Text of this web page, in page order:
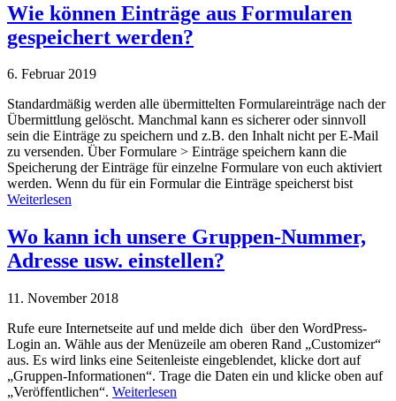
Wie können Einträge aus Formularen
gespeichert werden?
6. Februar 2019
Standardmäßig werden alle übermittelten Formulareinträge nach der
Übermittlung gelöscht. Manchmal kann es sicherer oder sinnvoll
sein die Einträge zu speichern und z.B. den Inhalt nicht per E-Mail
zu versenden. Über Formulare > Einträge speichern kann die
Speicherung der Einträge für einzelne Formulare von euch aktiviert
werden. Wenn du für ein Formular die Einträge speicherst bist
Weiterlesen
Wo kann ich unsere Gruppen-Nummer,
Adresse usw. einstellen?
11. November 2018
Rufe eure Internetseite auf und melde dich über den WordPress-
Login an. Wähle aus der Menüzeile am oberen Rand „Customizer“
aus. Es wird links eine Seitenleiste eingeblendet, klicke dort auf
„Gruppen-Informationen“. Trage die Daten ein und klicke oben auf
„Veröffentlichen“. Weiterlesen